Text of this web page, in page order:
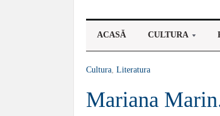
ACASĂ CULTURA
Cultura, Literatura
Mariana